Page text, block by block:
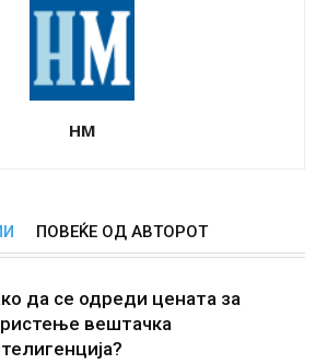
НМ
ПОВЕЌЕ ОД АВТОРОТ
да се одреди цената за
вештачка